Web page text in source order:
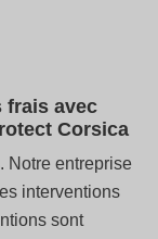
frais avec
Corsica
Notre entreprise
interventions
sont